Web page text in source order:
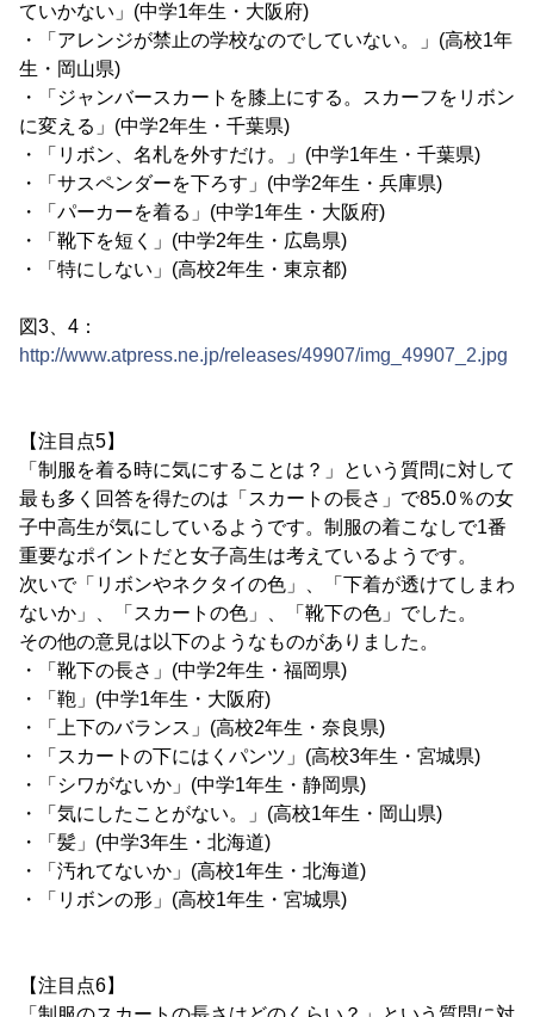
ていかない」(中学1年生・大阪府)
・「アレンジが禁止の学校なのでしていない。」(高校1年
生・岡山県)
・「ジャンバースカートを膝上にする。スカーフをリボン
に変える」(中学2年生・千葉県)
・「リボン、名札を外すだけ。」(中学1年生・千葉県)
・「サスペンダーを下ろす」(中学2年生・兵庫県)
・「パーカーを着る」(中学1年生・大阪府)
・「靴下を短く」(中学2年生・広島県)
・「特にしない」(高校2年生・東京都)
図3、4：
http://www.atpress.ne.jp/releases/49907/img_49907_2.jpg
【注目点5】
「制服を着る時に気にすることは？」という質問に対して
最も多く回答を得たのは「スカートの長さ」で85.0％の女
子中高生が気にしているようです。制服の着こなしで1番
重要なポイントだと女子高生は考えているようです。
次いで「リボンやネクタイの色」、「下着が透けてしまわ
ないか」、「スカートの色」、「靴下の色」でした。
その他の意見は以下のようなものがありました。
・「靴下の長さ」(中学2年生・福岡県)
・「鞄」(中学1年生・大阪府)
・「上下のバランス」(高校2年生・奈良県)
・「スカートの下にはくパンツ」(高校3年生・宮城県)
・「シワがないか」(中学1年生・静岡県)
・「気にしたことがない。」(高校1年生・岡山県)
・「髪」(中学3年生・北海道)
・「汚れてないか」(高校1年生・北海道)
・「リボンの形」(高校1年生・宮城県)
【注目点6】